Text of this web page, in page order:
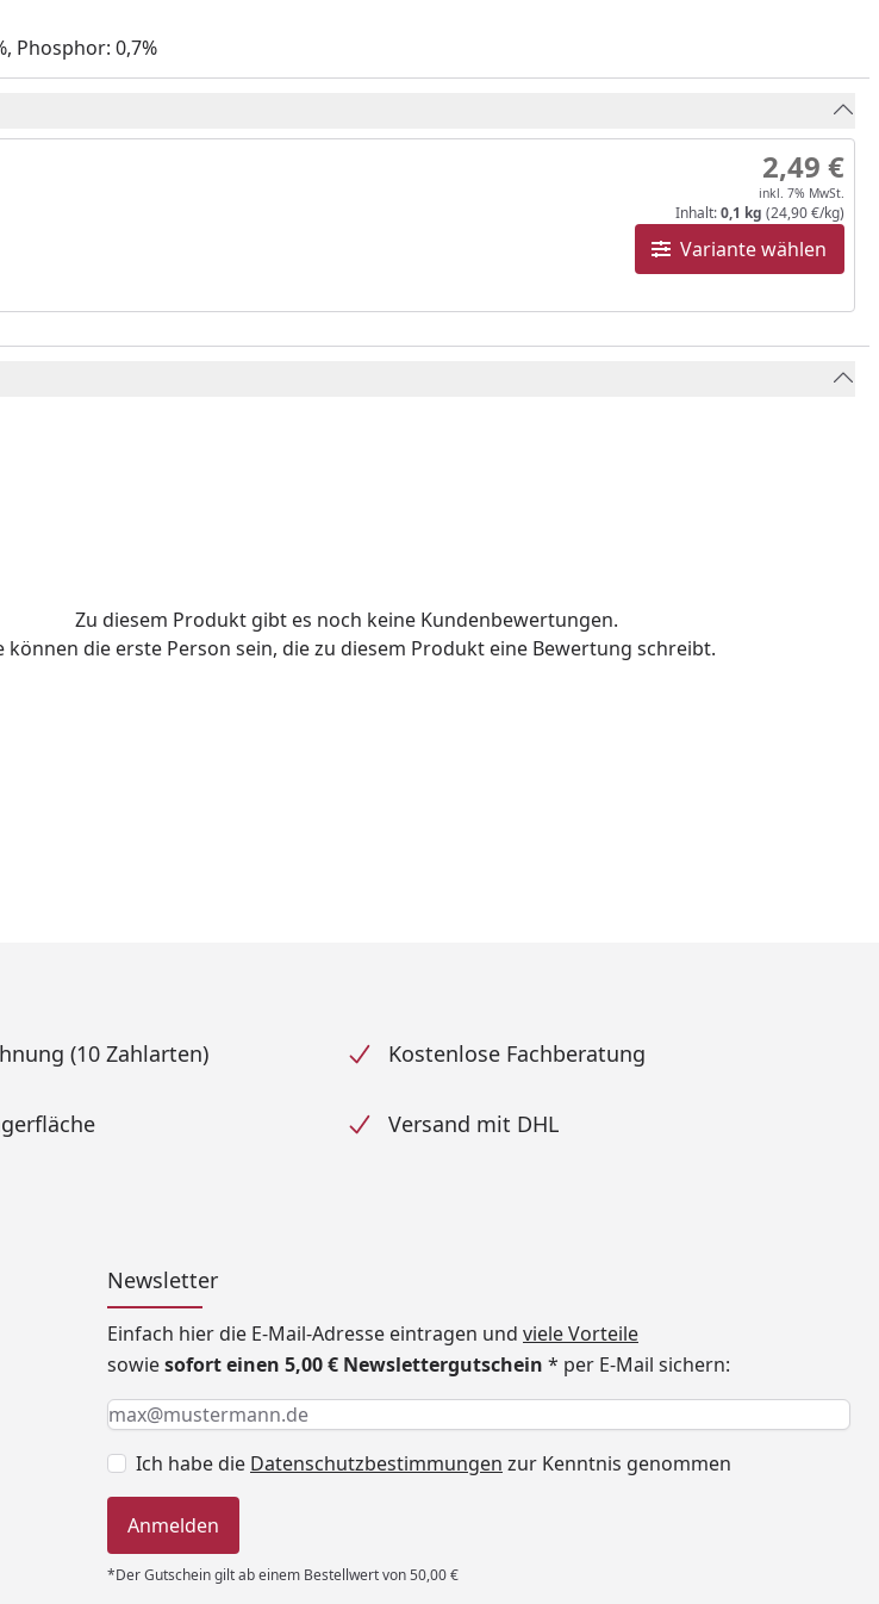
Phosphor: 0,7%
Variante wählen
2,49 €
inkl. 7% MwSt.
Inhalt:0,1 kg (24,90 €/kg)
Zu diesem Produkt gibt es noch keine Kundenbewertungen.
können die erste Person sein, die zu diesem Produkt eine Bewertung schreibt.
(10 Zahlarten) Kostenlose Fachberatung
Versand mit DHL
Newsletter
Einfach hier die E-Mail-Adresse eintragen und viele Vorteile
sowiesofort einen 5,00 € Newslettergutschein * per E-Mail sichern:
Keine Eingabe erforderlich
Eingabe erforderlich
E-Mail *
Ich habe die Datenschutzbestimmungen zur Kenntnis genommen
Anmelden
*Der Gutschein gilt ab einem Bestellwert von 50,00 €